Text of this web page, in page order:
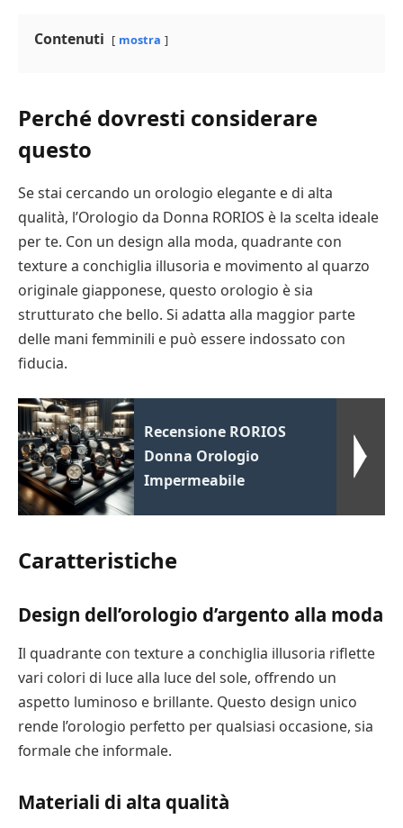
Contenuti mostra
Perché dovresti considerare
questo
Se stai cercando un orologio elegante e di alta
qualità, l’Orologio da Donna RORIOS è la scelta ideale
per te. Con un design alla moda, quadrante con
texture a conchiglia illusoria e movimento al quarzo
originale giapponese, questo orologio è sia
strutturato che bello. Si adatta alla maggior parte
delle mani femminili e può essere indossato con
fiducia.
Recensione RORIOS
Donna Orologio
Impermeabile
Caratteristiche
Design dell’orologio d’argento alla moda
Il quadrante con texture a conchiglia illusoria riflette
vari colori di luce alla luce del sole, offrendo un
aspetto luminoso e brillante. Questo design unico
rende l’orologio perfetto per qualsiasi occasione, sia
formale che informale.
Materiali di alta qualità